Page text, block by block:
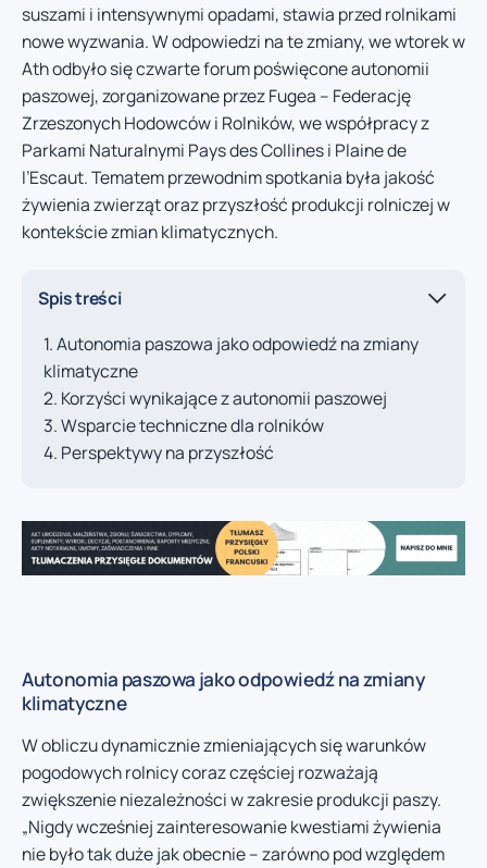
suszami i intensywnymi opadami, stawia przed rolnikami
nowe wyzwania. W odpowiedzi na te zmiany, we wtorek w
Ath odbyło się czwarte forum poświęcone autonomii
paszowej, zorganizowane przez Fugea – Federację
Zrzeszonych Hodowców i Rolników, we współpracy z
Parkami Naturalnymi Pays des Collines i Plaine de
l’Escaut. Tematem przewodnim spotkania była jakość
żywienia zwierząt oraz przyszłość produkcji rolniczej w
kontekście zmian klimatycznych.
Spis treści
Autonomia paszowa jako odpowiedź na zmiany
klimatyczne
Korzyści wynikające z autonomii paszowej
Wsparcie techniczne dla rolników
Perspektywy na przyszłość
Autonomia paszowa jako odpowiedź na zmiany
klimatyczne
W obliczu dynamicznie zmieniających się warunków
pogodowych rolnicy coraz częściej rozważają
zwiększenie niezależności w zakresie produkcji paszy.
„Nigdy wcześniej zainteresowanie kwestiami żywienia
nie było tak duże jak obecnie – zarówno pod względem